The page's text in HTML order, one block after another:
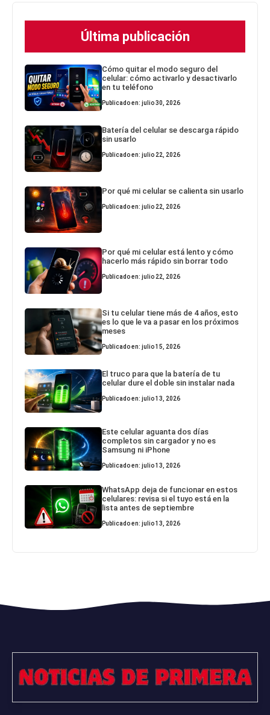
Última publicación
Cómo quitar el modo seguro del
celular: cómo activarlo y desactivarlo
en tu teléfono
Publicado en: julio 30, 2026
Batería del celular se descarga rápido
sin usarlo
Publicado en: julio 22, 2026
Por qué mi celular se calienta sin usarlo
Publicado en: julio 22, 2026
Por qué mi celular está lento y cómo
hacerlo más rápido sin borrar todo
Publicado en: julio 22, 2026
Si tu celular tiene más de 4 años, esto
es lo que le va a pasar en los próximos
meses
Publicado en: julio 15, 2026
El truco para que la batería de tu
celular dure el doble sin instalar nada
Publicado en: julio 13, 2026
Este celular aguanta dos días
completos sin cargador y no es
Samsung ni iPhone
Publicado en: julio 13, 2026
WhatsApp deja de funcionar en estos
celulares: revisa si el tuyo está en la
lista antes de septiembre
Publicado en: julio 13, 2026